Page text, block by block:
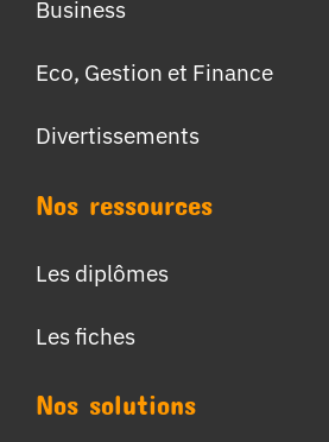
Business
Eco, Gestion et Finance
Divertissements
Nos ressources
Les diplômes
Les fiches
Nos solutions